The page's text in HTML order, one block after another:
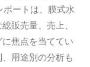
ポートは、膜式水
販売量、売上、
焦点を当ててい
用途別の分析も